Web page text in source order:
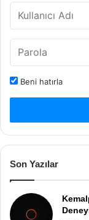
Beni hatırla
Son Yazılar